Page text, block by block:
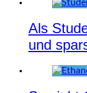
Als
und